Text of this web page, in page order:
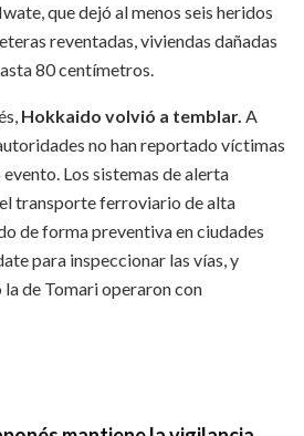
que dejó al menos seis heridos
reventadas, viviendas dañadas
80 centímetros.
Hokkaido volvió a temblar. A
no han reportado víctimas
Los sistemas de alerta
transporte ferroviario de alta
de forma preventiva en ciudades
para inspeccionar las vías, y
de Tomari operaron con